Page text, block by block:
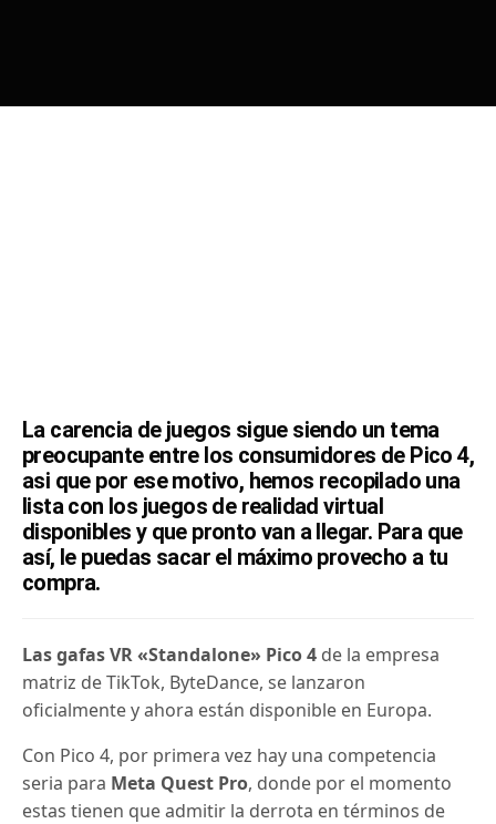
La carencia de juegos sigue siendo un tema
preocupante entre los consumidores de Pico 4,
asi que por ese motivo, hemos recopilado una
lista con los juegos de realidad virtual
disponibles y que pronto van a llegar. Para que
así, le puedas sacar el máximo provecho a tu
compra.
Las gafas VR «Standalone» Pico 4 de la empresa
matriz de TikTok, ByteDance, se lanzaron
oficialmente y ahora están disponible en Europa.
Con Pico 4, por primera vez hay una competencia
seria para Meta Quest Pro, donde por el momento
estas tienen que admitir la derrota en términos de